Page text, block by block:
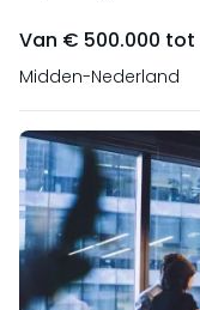
Van € 500.000 tot
Midden-Nederland